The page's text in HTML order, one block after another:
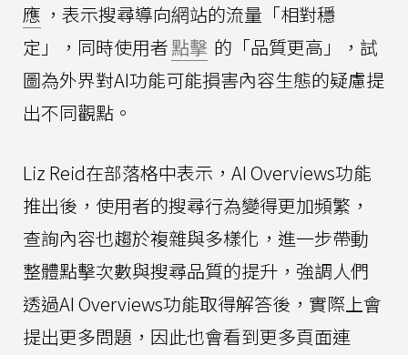
應 ，表示搜尋導向網站的流量「相對穩
定」，同時使用者點擊 的「品質更高」，試
圖為外界對AI功能可能損害內容生態的疑慮提
出不同觀點。
Liz Reid在部落格中表示，AI Overviews功能
推出後，使用者的搜尋行為變得更加頻繁，
查詢內容也趨於複雜與多樣化，進一步帶動
整體點擊次數與搜尋品質的提升，強調人們
透過AI Overviews功能取得解答後，實際上會
提出更多問題，因此也會看到更多頁面連